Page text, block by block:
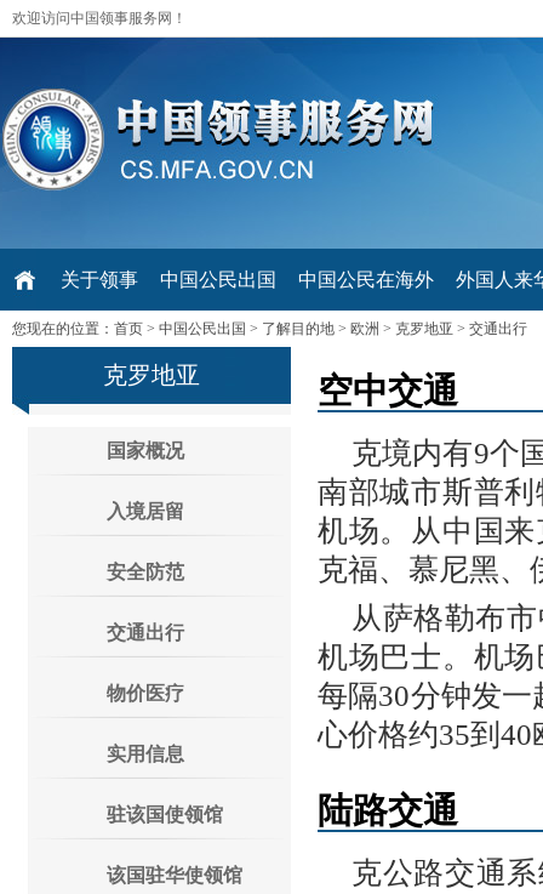
欢迎访问中国领事服务网！
关于领事 中国公民出国 中国公民在海外 外国人来
您现在的位置： 首页 > 中国公民出国 > 了解目的地 > 欧洲 > 克罗地亚 > 交通出行
克罗地亚
国家概况
入境居留
安全防范
交通出行
物价医疗
实用信息
驻该国使领馆
该国驻华使领馆
空中交通
克境内有9个
南部城市斯普
机场。从中国
克福、慕尼黑、
从萨格勒布
机场巴士。机
每隔30分钟发
心价格约35到
陆路交通
克公路交通